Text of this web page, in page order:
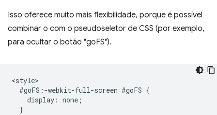
Isso oferece muito mais flexibilidade, porque é possível
combinar o com o pseudoseletor de CSS (por exemplo,
para ocultar o botão "goFS").
<style>
  #goFS:-webkit-full-screen #goFS {
    display: none;
  }